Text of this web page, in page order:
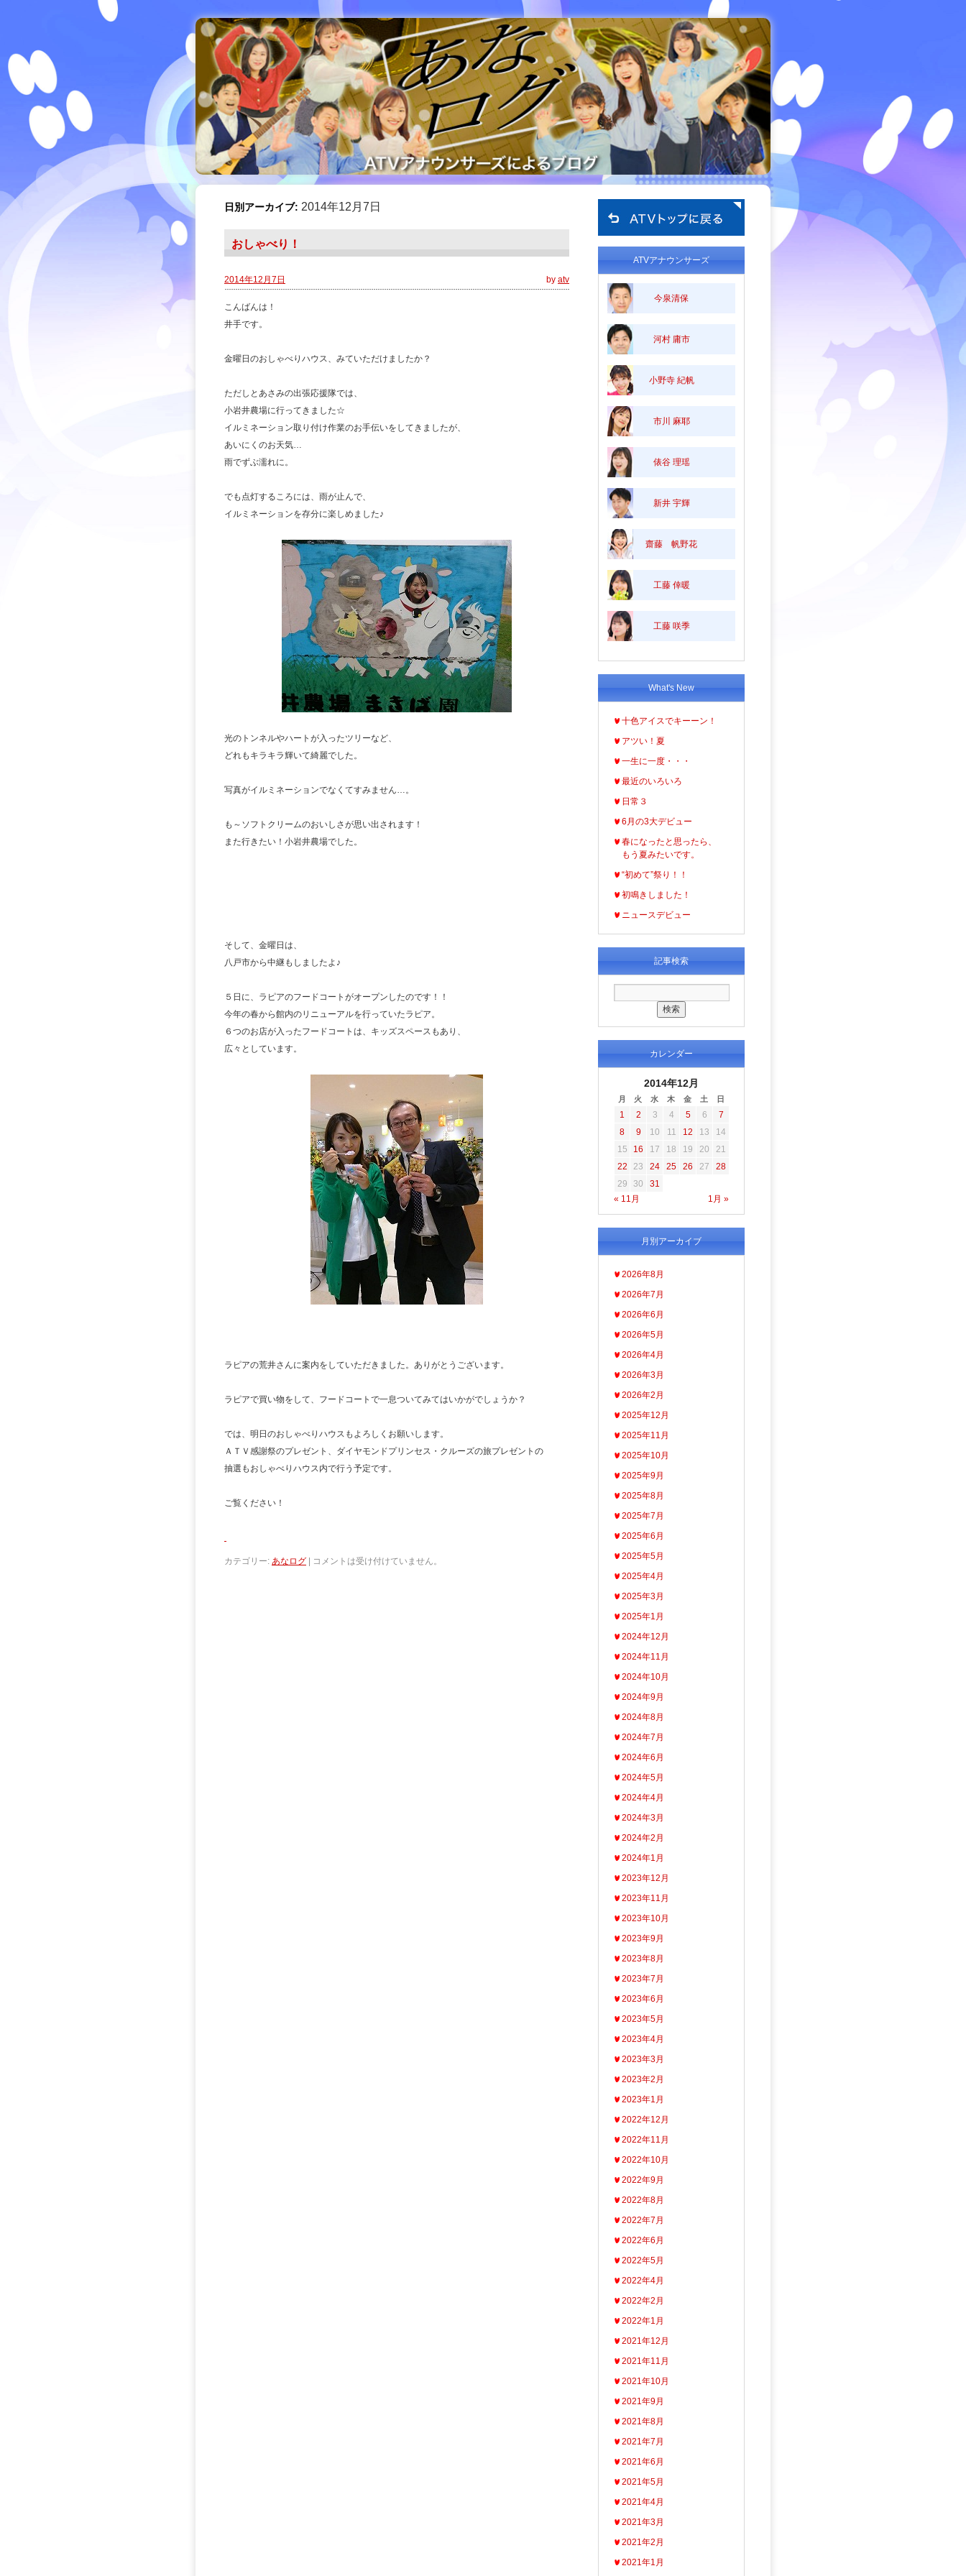
日別アーカイブ: 2014年12月7日
おしゃべり！
2014年12月7日 by atv
こんばんは！
井手です。
金曜日のおしゃべりハウス、みていただけましたか？
ただしとあさみの出張応援隊では、
小岩井農場に行ってきました☆
イルミネーション取り付け作業のお手伝いをしてきましたが、
あいにくのお天気…
雨でずぶ濡れに。
でも点灯するころには、雨が止んで、
イルミネーションを存分に楽しめました♪
光のトンネルやハートが入ったツリーなど、
どれもキラキラ輝いて綺麗でした。
写真がイルミネーションでなくてすみません…。
も～ソフトクリームのおいしさが思い出されます！
また行きたい！小岩井農場でした。
そして、金曜日は、
八戸市から中継もしましたよ♪
５日に、ラピアのフードコートがオープンしたのです！！
今年の春から館内のリニューアルを行っていたラピア。
６つのお店が入ったフードコートは、キッズスペースもあり、
広々としています。
ラピアの荒井さんに案内をしていただきました。ありがとうございます。
ラピアで買い物をして、フードコートで一息ついてみてはいかがでしょうか？
では、明日のおしゃべりハウスもよろしくお願いします。
ＡＴＶ感謝祭のプレゼント、ダイヤモンドプリンセス・クルーズの旅プレゼントの
抽選もおしゃべりハウス内で行う予定です。
ご覧ください！
カテゴリー: あなログ コメントは受け付けていません。
ATVアナウンサーズ
今泉清保
河村 庸市
小野寺 紀帆
市川 麻耶
俵谷 理瑶
新井 宇輝
齋藤 帆野花
工藤 倖暖
工藤 咲季
What's New
十色アイスでキーーン！
アツい！夏
一生に一度・・・
最近のいろいろ
日常３
6月の3大デビュー
春になったと思ったら、
もう夏みたいです。
“初めて”祭り！！
初鳴きしました！
ニュースデビュー
記事検索
カレンダー
2014年12月
月 火 水 木 金 土 日
« 11月 1月 »
1 2 3 4 5 6
7
8
9 10 11 12 13
14
15
16 17 18 19 20
21
22
23 24 25 26 27
28
29
30 31
月別アーカイブ
2026年8月
2026年7月
2026年6月
2026年5月
2026年4月
2026年3月
2026年2月
2025年12月
2025年11月
2025年10月
2025年9月
2025年8月
2025年7月
2025年6月
2025年5月
2025年4月
2025年3月
2025年1月
2024年12月
2024年11月
2024年10月
2024年9月
2024年8月
2024年7月
2024年6月
2024年5月
2024年4月
2024年3月
2024年2月
2024年1月
2023年12月
2023年11月
2023年10月
2023年9月
2023年8月
2023年7月
2023年6月
2023年5月
2023年4月
2023年3月
2023年2月
2023年1月
2022年12月
2022年11月
2022年10月
2022年9月
2022年8月
2022年7月
2022年6月
2022年5月
2022年4月
2022年2月
2022年1月
2021年12月
2021年11月
2021年10月
2021年9月
2021年8月
2021年7月
2021年6月
2021年5月
2021年4月
2021年3月
2021年2月
2021年1月